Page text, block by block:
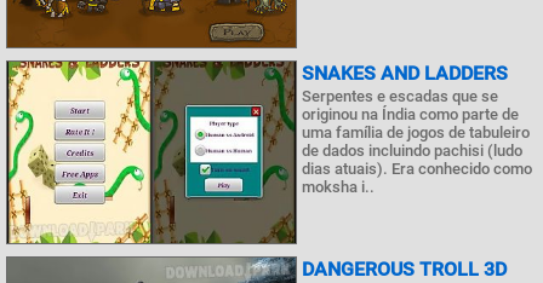
SNAKES AND LADDERS
Serpentes e escadas que se
originou na Índia como parte de
uma família de jogos de tabuleiro
de dados incluindo pachisi (ludo
dias atuais). Era conhecido como
moksha i..
DANGEROUS TROLL 3D